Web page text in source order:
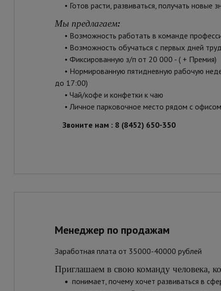
• Готов расти, развиваться, получать новые
Мы предлагаем:
• Возможность работать в команде
• Возможность обучаться с первых дней
• Фиксированную з/п от 20 000 - ( + Премия)
• Нормированную пятидневную рабочую
до 17:00)
• Чай/кофе и конфетки к чаю
• Личное парковочное место рядом с офисом
Звоните нам : 8 (8452) 650-350
Менеджер по продажам
Заработная плата от 35000-40000 рублей
Приглашаем в свою команду человека,
• понимает, почему хочет развиваться в